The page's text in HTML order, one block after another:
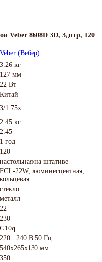
Veber 8608D 3D, 3дптр, 120
Veber (Вебер)
3.26 кг
127 мм
22 Вт
Китай
3/1.75х
2.45 кг
2.45
1 год
120
настольная/на штативе
FCL-22W, люминесцентная,
кольцевая
стекло
металл
22
230
G10q
220...240 В 50 Гц
540х265х130 мм
350